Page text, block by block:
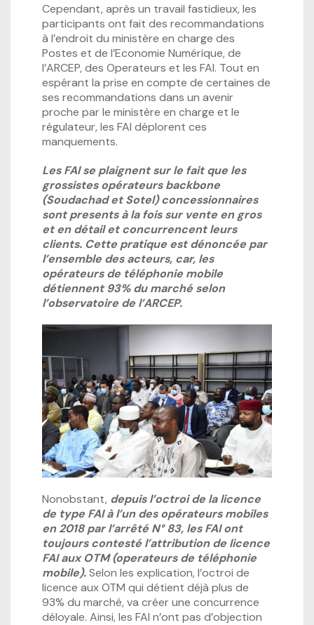
Cependant, après un travail fastidieux, les
participants ont fait des recommandations
à l’endroit du ministère en charge des
Postes et de l’Economie Numérique, de
l’ARCEP, des Operateurs et les FAI. Tout en
espérant la prise en compte de certaines de
ses recommandations dans un avenir
proche par le ministère en charge et le
régulateur, les FAI déplorent ces
manquements.
Les FAI se plaignent sur le fait que les
grossistes opérateurs backbone
(Soudachad et Sotel) concessionnaires
sont presents à la fois sur vente en gros
et en détail et concurrencent leurs
clients. Cette pratique est dénoncée par
l’ensemble des acteurs, car, les
opérateurs de téléphonie mobile
détiennent 93% du marché selon
l’observatoire de l’ARCEP.
Nonobstant, depuis l’octroi de la licence
de type FAI à l’un des opérateurs mobiles
en 2018 par l’arrêté N° 83, les FAI ont
toujours contesté l’attribution de licence
FAI aux OTM (operateurs de téléphonie
mobile).Selon les explication, l’octroi de
licence aux OTM qui détient déjà plus de
93% du marché, va créer une concurrence
déloyale. Ainsi, les FAI n’ont pas d’objection